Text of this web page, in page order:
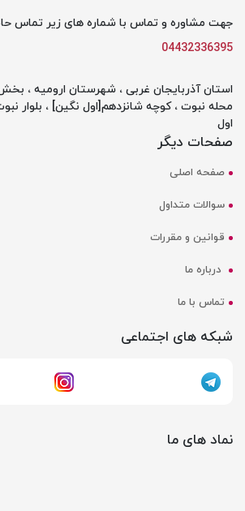
جهت مشاوره و تماس با شماره های زیر تماس
04432336395
استان آذربایجان غربی ، شهرستان ارومیه ،
اول
صفحات دیگر
صفحه اصلی
سوالات متداول
قوانین و مقررات
درباره ما
تماس با ما
شبکه های اجتماعی
نماد های ما